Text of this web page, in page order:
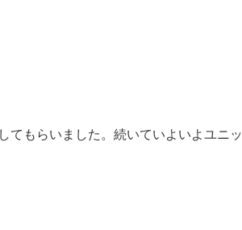
てもらいました。続いていよいよユニッ